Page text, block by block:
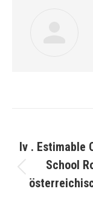
Iv . Estimable
School